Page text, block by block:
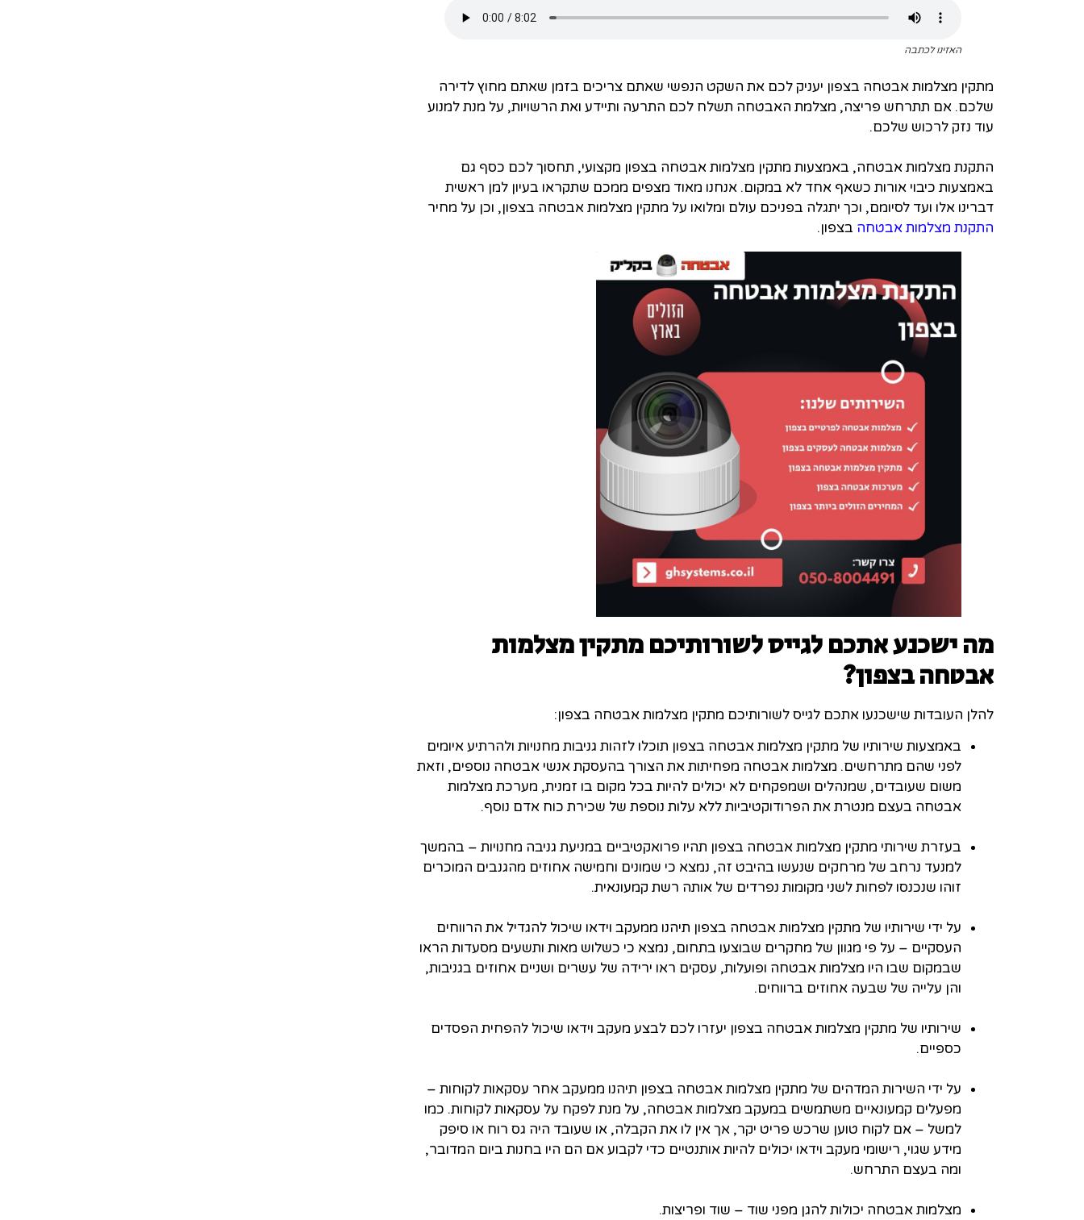
האזינו לכתבה
מתקין מצלמות אבטחה בצפון יעניק לכם את השקט הנפשי שאתם צריכים בזמן שאתם מחוץ לדירה
שלכם. אם תתרחש פריצה, מצלמת האבטחה תשלח לכם התרעה ותיידע ואת הרשויות, על מנת למנוע
עוד נזק לרכוש שלכם.
התקנת מצלמות אבטחה, באמצעות מתקין מצלמות אבטחה בצפון מקצועי, תחסוך לכם כסף גם
באמצעות כיבוי אורות כשאף אחד לא במקום. אנחנו מאוד מצפים ממכם שתקראו בעיון למן ראשית
דברינו אלו ועד לסיומם, וכך יתגלה בפניכם עולם ומלואו על מתקין מצלמות אבטחה בצפון, וכן על מחיר
התקנת מצלמות אבטחה בצפון.
מה ישכנע אתכם לגייס לשורותיכם מתקין מצלמות
אבטחה בצפון?
להלן העובדות שישכנעו אתכם לגייס לשורותיכם מתקין מצלמות אבטחה בצפון:
באמצעות שירותיו של מתקין מצלמות אבטחה בצפון תוכלו לזהות גניבות מחנויות ולהרתיע איומים
לפני שהם מתרחשים. מצלמות אבטחה מפחיתות את הצורך בהעסקת אנשי אבטחה נוספים, וזאת
משום שעובדים, שמנהלים ושמפקחים לא יכולים להיות בכל מקום בו זמנית, מערכת מצלמות
אבטחה בעצם מנטרת את הפרודוקטיביות ללא עלות נוספת של שכירת כוח אדם נוסף.
בעזרת שירותי מתקין מצלמות אבטחה בצפון תהיו פרואקטיביים במניעת גניבה מחנויות – בהמשך
למנעד נרחב של מרחקים שנעשו בהיבט זה, נמצא כי שמונים וחמישה אחוזים מהגנבים המוכרים
זוהו שנכנסו לפחות לשני מקומות נפרדים של אותה רשת קמעונאית.
על ידי שירותיו של מתקין מצלמות אבטחה בצפון תיהנו ממעקב וידאו שיכול להגדיל את הרווחים
העסקיים – על פי מגוון של מחקרים שבוצעו בתחום, נמצא כי כשלוש מאות ותשעים מסעדות הראו
שבמקום שבו היו מצלמות אבטחה ופועלות, עסקים ראו ירידה של עשרים ושניים אחוזים בגניבות,
והן עלייה של שבעה אחוזים ברווחים.
שירותיו של מתקין מצלמות אבטחה בצפון יעזרו לכם לבצע מעקב וידאו שיכול להפחית הפסדים
כספיים.
על ידי השירות המדהים של מתקין מצלמות אבטחה בצפון תיהנו ממעקב אחר עסקאות לקוחות –
מפעלים קמעונאיים משתמשים במעקב מצלמות אבטחה, על מנת לפקח על עסקאות לקוחות. כמו
למשל – אם לקוח טוען שרכש פריט יקר, אך אין לו את הקבלה, או שעובד היה גס רוח או סיפק
מידע שגוי, רישומי מעקב וידאו יכולים להיות אותנטיים כדי לקבוע אם הם היו בחנות ביום המדובר,
ומה בעצם התרחש.
מצלמות אבטחה יכולות להגן מפני שוד – שוד ופריצות.